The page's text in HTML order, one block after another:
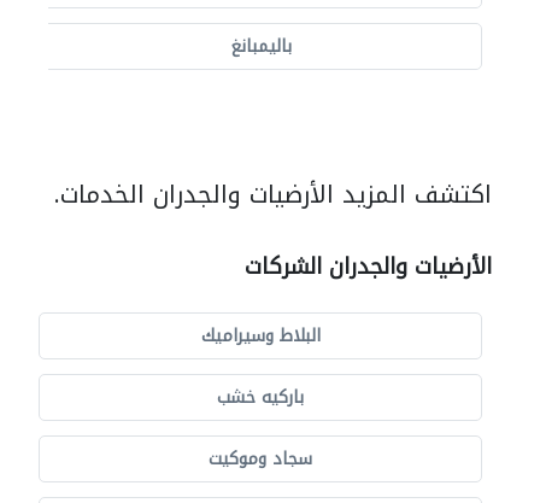
باليمبانغ
اكتشف المزيد الأرضيات والجدران الخدمات.
الأرضيات والجدران الشركات
البلاط وسيراميك
باركيه خشب
سجاد وموكيت